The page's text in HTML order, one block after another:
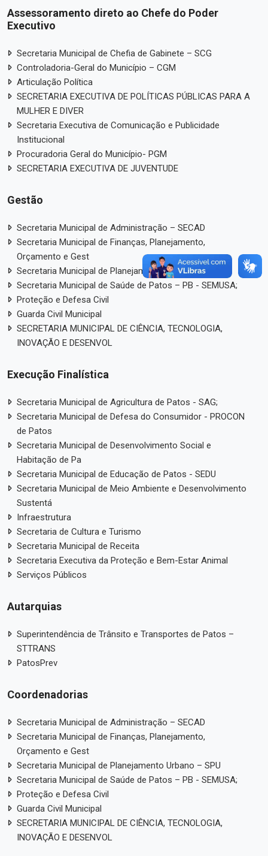
Assessoramento direto ao Chefe do Poder
Executivo
Secretaria Municipal de Chefia de Gabinete – SCG
Controladoria-Geral do Município – CGM
Articulação Política
SECRETARIA EXECUTIVA DE POLÍTICAS PÚBLICAS PARA A
MULHER E DIVER
Secretaria Executiva de Comunicação e Publicidade
Institucional
Procuradoria Geral do Município- PGM
SECRETARIA EXECUTIVA DE JUVENTUDE
Gestão
Secretaria Municipal de Administração – SECAD
Secretaria Municipal de Finanças, Planejamento,
Orçamento e Gest
Secretaria Municipal de Planejamento Urbano – SPU
Secretaria Municipal de Saúde de Patos – PB - SEMUSA;
Proteção e Defesa Civil
Guarda Civil Municipal
SECRETARIA MUNICIPAL DE CIÊNCIA, TECNOLOGIA,
INOVAÇÃO E DESENVOL
Execução Finalística
Secretaria Municipal de Agricultura de Patos - SAG;
Secretaria Municipal de Defesa do Consumidor - PROCON
de Patos
Secretaria Municipal de Desenvolvimento Social e
Habitação de Pa
Secretaria Municipal de Educação de Patos - SEDU
Secretaria Municipal de Meio Ambiente e Desenvolvimento
Sustentá
Infraestrutura
Secretaria de Cultura e Turismo
Secretaria Municipal de Receita
Secretaria Executiva da Proteção e Bem-Estar Animal
Serviços Públicos
Autarquias
Superintendência de Trânsito e Transportes de Patos –
STTRANS
PatosPrev
Coordenadorias
Secretaria Municipal de Administração – SECAD
Secretaria Municipal de Finanças, Planejamento,
Orçamento e Gest
Secretaria Municipal de Planejamento Urbano – SPU
Secretaria Municipal de Saúde de Patos – PB - SEMUSA;
Proteção e Defesa Civil
Guarda Civil Municipal
SECRETARIA MUNICIPAL DE CIÊNCIA, TECNOLOGIA,
INOVAÇÃO E DESENVOL